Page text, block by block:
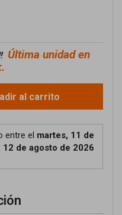
Última unidad en
al carrito
entre el martes, 11 de
de agosto de 2026